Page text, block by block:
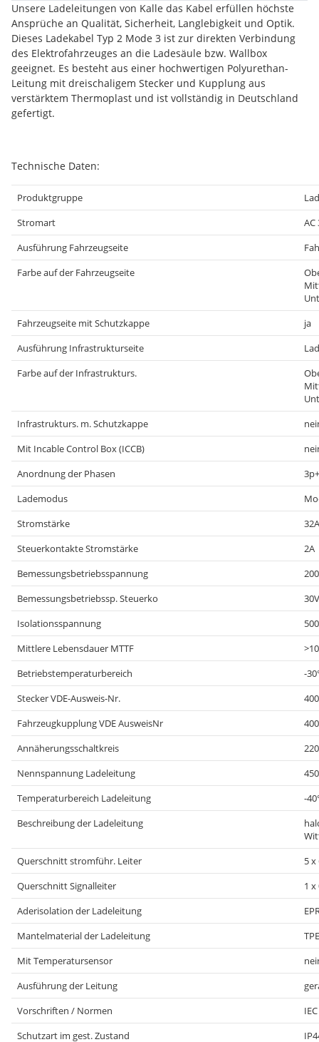
Unsere Ladeleitungen von Kalle das Kabel erfüllen höchste
Ansprüche an Qualität, Sicherheit, Langlebigkeit und Optik.
Dieses Ladekabel Typ 2 Mode 3 ist zur direkten Verbindung
des Elektrofahrzeuges an die Ladesäule bzw. Wallbox
geeignet. Es besteht aus einer hochwertigen Polyurethan-
Leitung mit dreischaligem Stecker und Kupplung aus
verstärktem Thermoplast und ist vollständig in Deutschland
gefertigt.
Technische Daten:
Produktgruppe
Stromart
AC
Ausführung Fahrzeugseite
Farbe auf der Fahrzeugseite
Fahrzeugseite mit Schutzkappe
ja
Ausführung Infrastrukturseite
Farbe auf der Infrastrukturs.
Infrastrukturs. m. Schutzkappe
Mit Incable Control Box (ICCB)
Anordnung der Phasen
Lademodus
Stromstärke
32A
Steuerkontakte Stromstärke
2A
Bemessungsbetriebsspannung
Bemessungsbetriebssp. Steuerko
30V
Isolationsspannung
Mittlere Lebensdauer MTTF
Betriebstemperaturbereich
-
Stecker VDE-Ausweis-Nr.
Fahrzeugkupplung VDE AusweisNr
Annäherungsschaltkreis
Nennspannung Ladeleitung
Temperaturbereich Ladeleitung
-
Beschreibung der Ladeleitung
Querschnitt stromführ. Leiter
5 x
Querschnitt Signalleiter
1 x
Aderisolation der Ladeleitung
Mantelmaterial der Ladeleitung
Mit Temperatursensor
Ausführung der Leitung
Vorschriften / Normen
Schutzart im gest. Zustand